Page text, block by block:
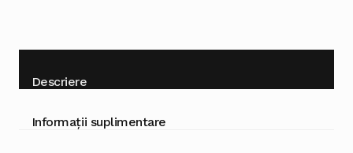
Descriere
Informații suplimentare